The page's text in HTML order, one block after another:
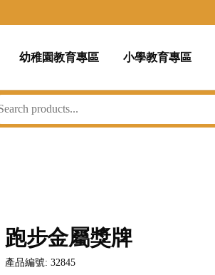
幼稚園教育專區 小學教育專區
跑步金屬獎牌
產品編號: 32845